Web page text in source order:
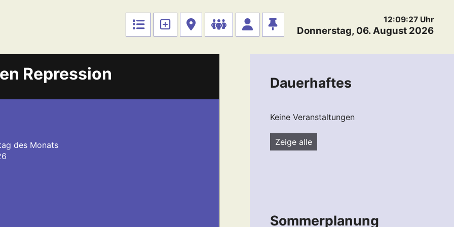
12:09:28 Uhr
Donnerstag, 06. August 2026
Repression
des Monats
Dauerhaftes
Keine Veranstaltungen
Zeige alle
Sommerplanung